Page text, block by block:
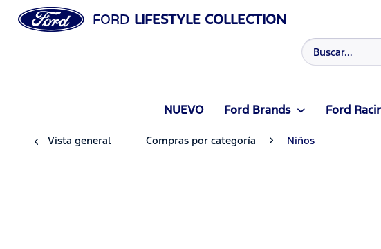
FORD LIFESTYLE COLLECTION
NUEVO Ford Brands Ford
Vista general Compras por categoría Niños